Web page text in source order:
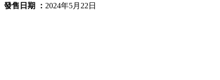
發售日期 ： 2024年5月22日